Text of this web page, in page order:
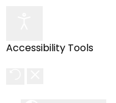
Accessibility Tools